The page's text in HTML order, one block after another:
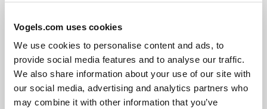
Vogels.com uses cookies
We use cookies to personalise content and ads, to
provide social media features and to analyse our traffic.
We also share information about your use of our site with
our social media, advertising and analytics partners who
may combine it with other information that you’ve
TV
Laat je inspireren...